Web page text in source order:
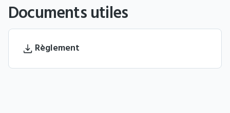
Documents utiles
Règlement